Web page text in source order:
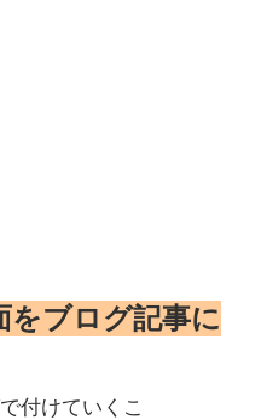
をブログ記事に
付けていくこ